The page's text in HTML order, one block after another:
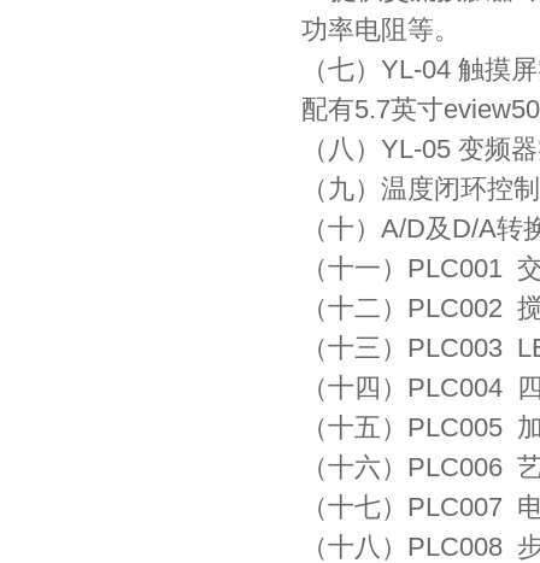
功率电阻等。
（七）YL-04 触摸
配有5.7英寸
（八）YL-05 变频
（九）温度闭环控
（十）A/D及D/A转
（十一）
（十二）
（十三）PLC003
（十四）PLC004
（十五）PLC005
（十六）PLC006
（十七）PLC007
（十八）PLC008